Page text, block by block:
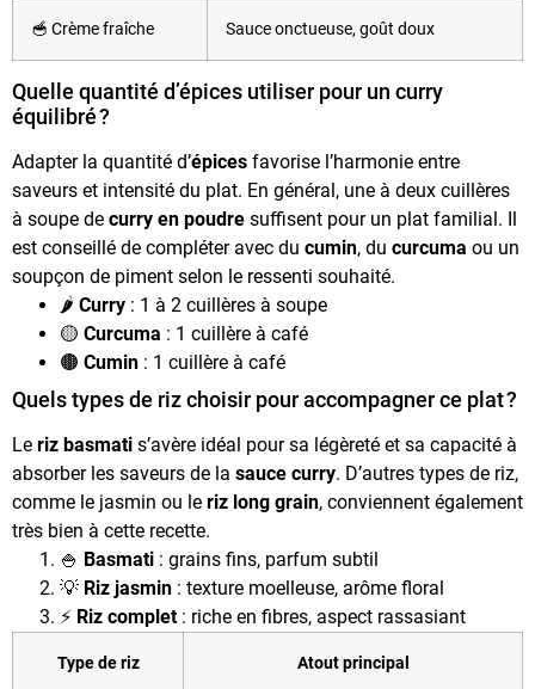
🥣 Crème fraîche Sauce onctueuse, goût doux
Quelle quantité d’épices utiliser pour un curry
équilibré ?
Adapter la quantité d’épices favorise l’harmonie entre
saveurs et intensité du plat. En général, une à deux cuillères
à soupe de curry en poudre suffisent pour un plat familial. Il
est conseillé de compléter avec du cumin, du curcuma ou un
soupçon de piment selon le ressenti souhaité.
🌶️ Curry : 1 à 2 cuillères à soupe
🟡 Curcuma : 1 cuillère à café
🟤 Cumin : 1 cuillère à café
Quels types de riz choisir pour accompagner ce plat ?
Le riz basmati s’avère idéal pour sa légèreté et sa capacité à
absorber les saveurs de la sauce curry. D’autres types de riz,
comme le jasmin ou le riz long grain, conviennent également
très bien à cette recette.
🍚 Basmati : grains fins, parfum subtil
💡 Riz jasmin : texture moelleuse, arôme floral
⚡ Riz complet: riche en fibres, aspect rassasiant
Type de riz Atout principal